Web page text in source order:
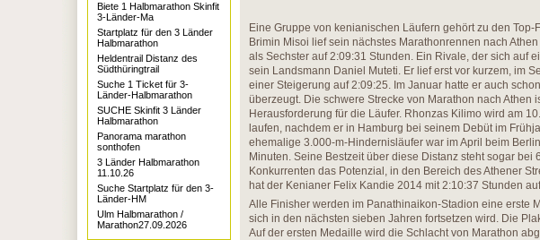
Eine Gruppe von kenianischen Läufern gehört zu den
Brimin Misoi lief sein nächstes Marathonrennen nach
als Sechster auf 2:09:31 Stunden. Ein Rivale, der sich auf
sein Landsmann Daniel Muteti. Er lief erst vor kurzem, im
einer Steigerung auf 2:09:25. Im Januar hatte er auch
überzeugt. Die schwere Strecke von Marathon nach Athen
Herausforderung für die Läufer. Rhonzas Kilimo wird am
laufen, nachdem er in Hamburg bei seinem Debüt im
ehemalige 3.000-m-Hindernisläufer war im April beim
Minuten. Seine Bestzeit über diese Distanz steht sogar bei
Konkurrenten das Potenzial, in den Bereich des Athener
hat der Kenianer Felix Kandie 2014 mit 2:10:37 Stunden
Alle Finisher werden im Panathinaikon-Stadion eine erste
sich in den nächsten sieben Jahren fortsetzen wird. Die
Auf der ersten Medaille wird die Schlacht von Marathon
Biete 1 Halbmarathon Skinfit
3-Länder-Ma
Startplatz für den 3 Länder
Halbmarathon
Heldentrail Distanz des
Südthüringtrail
Suche 1 Ticket für 3-
Länder-Halbmarathon
SUCHE Skinfit 3 Länder
Halbmarathon
Panorama marathon
sonthofen
3 Länder Halbmarathon
11.10.26
Suche Startplatz für den 3-
Länder-HM
Ulm Halbmarathon /
Marathon27.09.2026